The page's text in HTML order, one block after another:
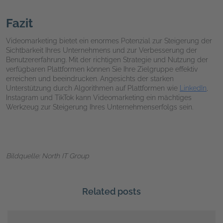
Fazit
Videomarketing bietet ein enormes Potenzial zur Steigerung der
Sichtbarkeit Ihres Unternehmens und zur Verbesserung der
Benutzererfahrung. Mit der richtigen Strategie und Nutzung der
verfügbaren Plattformen können Sie Ihre Zielgruppe effektiv
erreichen und beeindrucken. Angesichts der starken
Unterstützung durch Algorithmen auf Plattformen wie
LinkedIn
Instagram und TikTok kann Videomarketing ein mächtiges
Werkzeug zur Steigerung Ihres Unternehmenserfolgs sein.
Bildquelle: North IT Group
Related posts